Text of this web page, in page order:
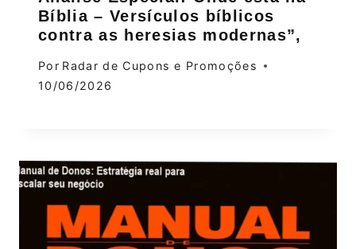
Bíblia – Versículos bíblicos
contra as heresias modernas”,
Por Radar de Cupons e Promoções
10/06/2026